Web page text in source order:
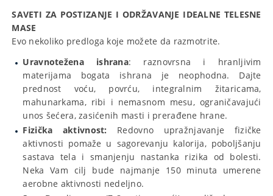
SAVETI ZA POSTIZANJE I ODRŽAVANJE IDEALNE TELESNE
MASE
Evo nekoliko predloga koje možete da razmotrite.
Uravnotežena ishrana: raznovrsna i hranljivim
materijama bogata ishrana je neophodna. Dajte
prednost voću, povrću, integralnim žitaricama,
mahunarkama, ribi i nemasnom mesu, ograničavajući
unos šećera, zasićenih masti i prerađene hrane.
Fizička aktivnost: Redovno upražnjavanje fizičke
aktivnosti pomaže u sagorevanju kalorija, poboljšanju
sastava tela i smanjenju nastanka rizika od bolesti.
Neka Vam cilj bude najmanje 150 minuta umerene
aerobne aktivnosti nedeljno.